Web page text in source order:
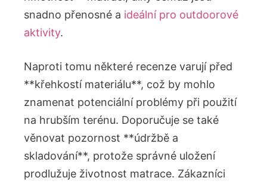
snadno přenosné a ideální pro outdoorové
aktivity.
Naproti tomu některé recenze varují před
**křehkostí materiálu**, což by mohlo
znamenat potenciální problémy při použití
na hrubším terénu. Doporučuje se také
věnovat pozornost **údržbě a
skladování**, protože správné uložení
prodlužuje životnost matrace. Zákazníci